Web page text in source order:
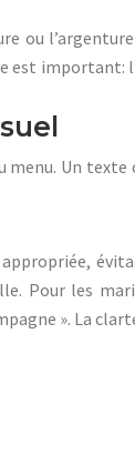
Un
Pour les
». La